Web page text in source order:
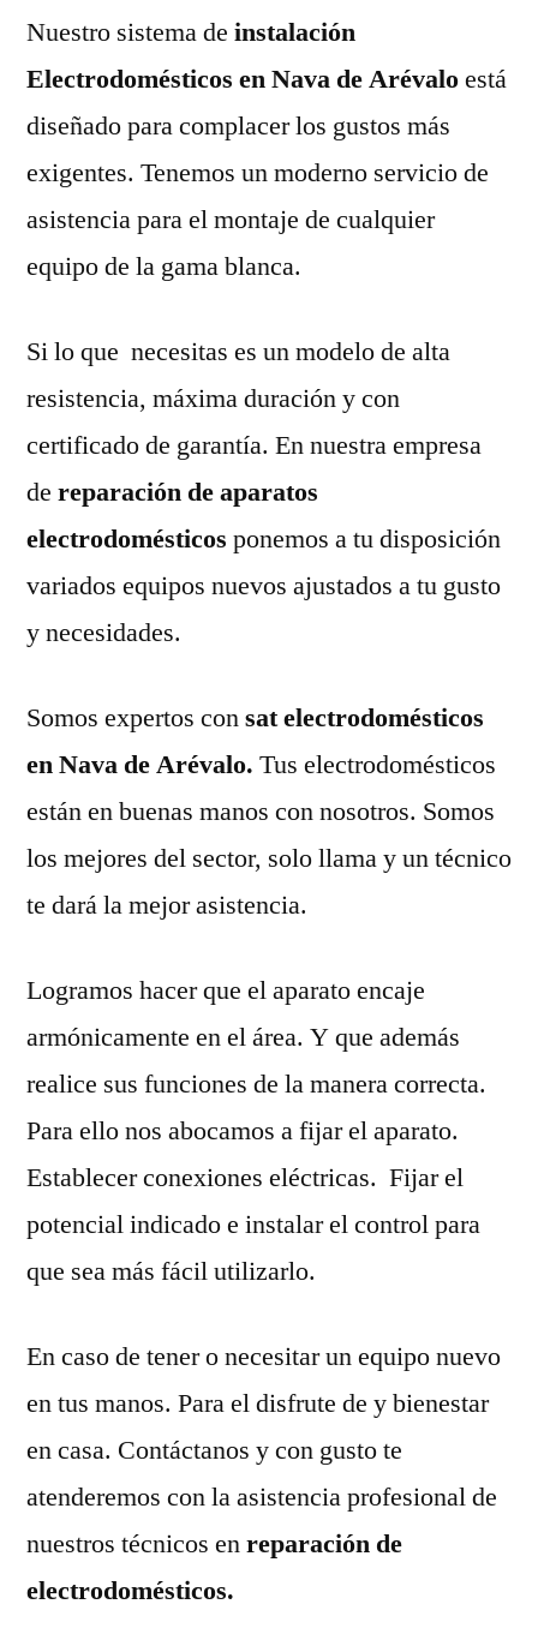
Nuestro sistema de instalación
Electrodomésticos en Nava de Arévaloestá
diseñado para complacer los gustos más
exigentes. Tenemos un moderno servicio de
asistencia para el montaje de cualquier
equipo de la gama blanca.
Si lo que necesitas es un modelo de alta
resistencia, máxima duración y con
certificado de garantía. En nuestra empresa
de reparación de aparatos
electrodomésticos ponemos a tu disposición
variados equipos nuevos ajustados a tu gusto
y necesidades.
Somos expertos consat electrodomésticos
en Nava de Arévalo. Tus electrodomésticos
están en buenas manos con nosotros. Somos
los mejores del sector, solo llama y un técnico
te dará la mejor asistencia.
Logramos hacer que el aparato encaje
armónicamente en el área. Y que además
realice sus funciones de la manera correcta.
Para ello nos abocamos a fijar el aparato.
Establecer conexiones eléctricas. Fijar el
potencial indicado e instalar el control para
que sea más fácil utilizarlo.
En caso de tener o necesitar un equipo nuevo
en tus manos. Para el disfrute de y bienestar
en casa. Contáctanos y con gusto te
atenderemos con la asistencia profesional de
nuestros técnicos enreparación de
electrodomésticos.